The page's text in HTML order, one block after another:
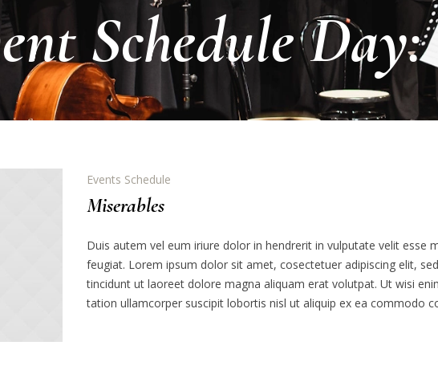
Schedule Day:
Events Schedule
Miserables
Duis autem vel eum iriure dolor in hendrerit in vulputate velit esse
feugiat. Lorem ipsum dolor sit amet, cosectetuer adipiscing elit,
tincidunt ut laoreet dolore magna aliquam erat volutpat. Ut wisi
tation ullamcorper suscipit lobortis nisl ut aliquip ex ea commodo